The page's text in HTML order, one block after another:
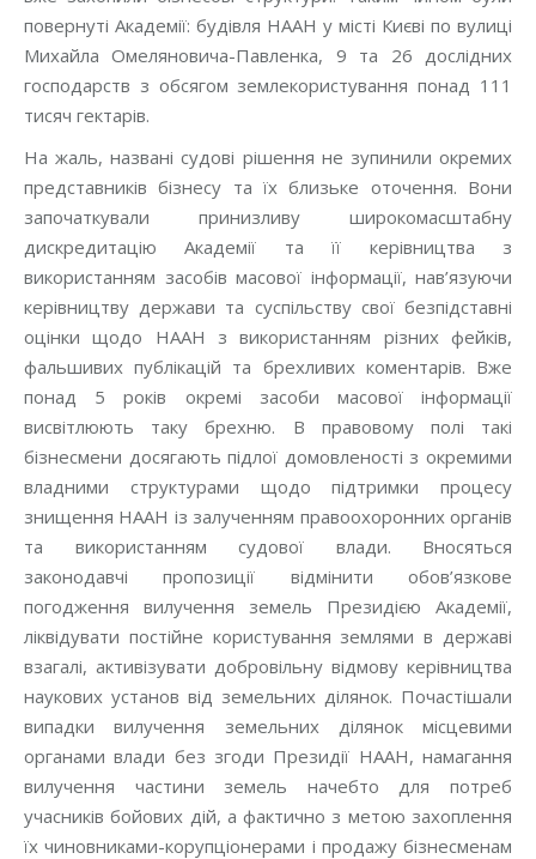
повернуті Академії: будівля НААН у місті Києві по вулиці
Михайла Омеляновича-Павленка, 9 та 26 дослідних
господарств з обсягом землекористування понад 111
тисяч гектарів.
На жаль, названі судові рішення не зупинили окремих
представників бізнесу та їх близьке оточення. Вони
започаткували принизливу широкомасштабну
дискредитацію Академії та її керівництва з
використанням засобів масової інформації, нав’язуючи
керівництву держави та суспільству свої безпідставні
оцінки щодо НААН з використанням різних фейків,
фальшивих публікацій та брехливих коментарів. Вже
понад 5 років окремі засоби масової інформації
висвітлюють таку брехню. В правовому полі такі
бізнесмени досягають підлої домовленості з окремими
владними структурами щодо підтримки процесу
знищення НААН із залученням правоохоронних органів
та використанням судової влади. Вносяться
законодавчі пропозиції відмінити обов’язкове
погодження вилучення земель Президією Академії,
ліквідувати постійне користування землями в державі
взагалі, активізувати добровільну відмову керівництва
наукових установ від земельних ділянок. Почастішали
випадки вилучення земельних ділянок місцевими
органами влади без згоди Президії НААН, намагання
вилучення частини земель начебто для потреб
учасників бойових дій, а фактично з метою захоплення
їх чиновниками-корупціонерами і продажу бізнесменам